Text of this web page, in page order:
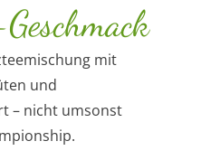
mit
und
– nicht umsonst